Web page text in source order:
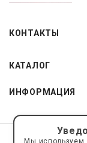
КОНТАКТЫ
КАТАЛОГ
ИНФОРМАЦИЯ
© 2019—2026
Мы используем